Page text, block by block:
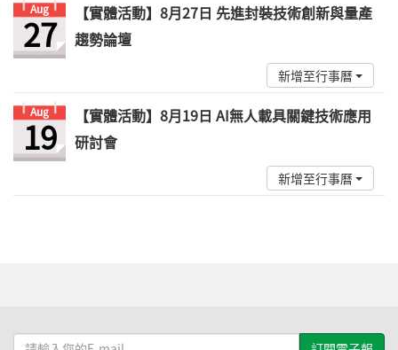
Aug
27
【實體活動】8月27日 先進封裝技術創新與量產
趨勢論壇
新增至行事曆
Aug
19
【實體活動】8月19日 AI無人載具關鍵技術應用
研討會
新增至行事曆
請